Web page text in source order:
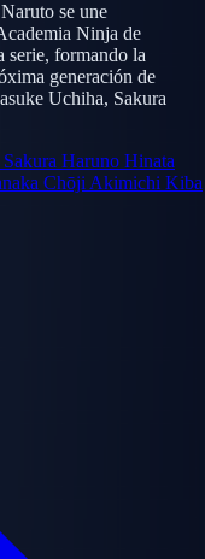
se une
Ninja de
serie, formando la
generación de
Uchiha, Sakura
Sakura Haruno Hinata
Chōji Akimichi Kiba